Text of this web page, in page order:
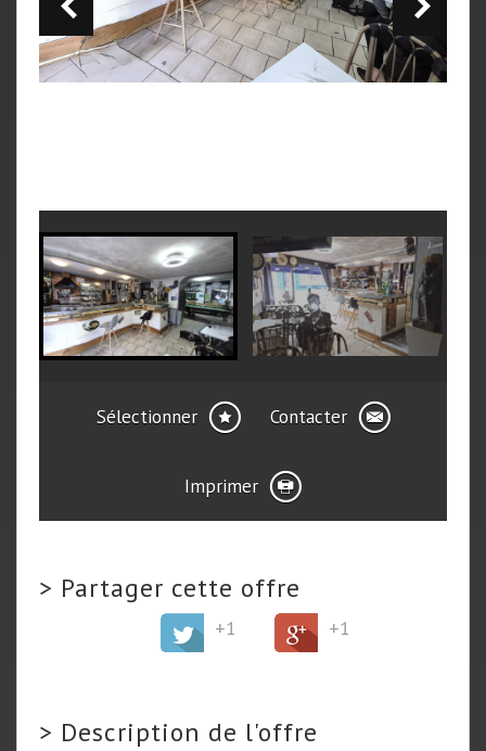
Sélectionner Contacter
Imprimer
> Partager cette offre
+1 +1
> Description de l'offre